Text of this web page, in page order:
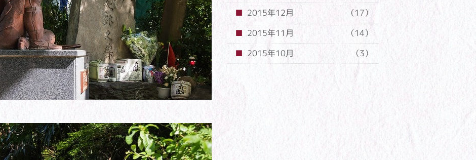
2015年12月
（17）
2015年11月
（14）
2015年10月
（3）